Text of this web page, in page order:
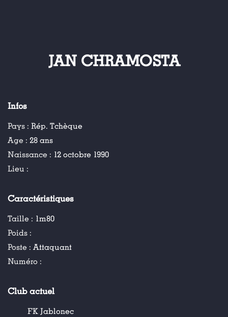
JAN CHRAMOSTA
Infos
Pays : Rép. Tchèque
Age : 28 ans
Naissance : 12 octobre 1990
Lieu :
Caractéristiques
Taille : 1m80
Poids :
Poste : Attaquant
Numéro :
Club actuel
FK Jablonec